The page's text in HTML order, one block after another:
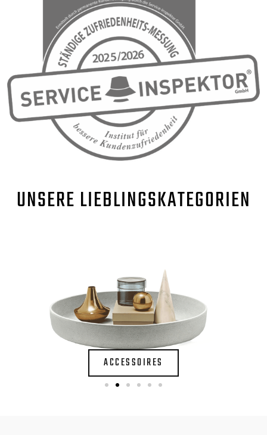
UNSERE LIEBLINGSKATEGORIEN
ACCESSOIRES